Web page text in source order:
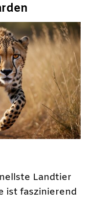
Landtier
ist faszinierend